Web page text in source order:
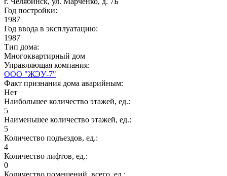
Год постройки:
1987
Год ввода в эксплуатацию:
1987
Тип дома:
Многоквартирный дом
Управляющая компания:
ООО "ЖЭУ-7"
Факт признания дома аварийным:
Нет
Наибольшее количество этажей, ед.:
5
Наименьшее количество этажей, ед.:
5
Количество подъездов, ед.:
4
Количество лифтов, ед.:
0
Количество помещений, всего, ед.: